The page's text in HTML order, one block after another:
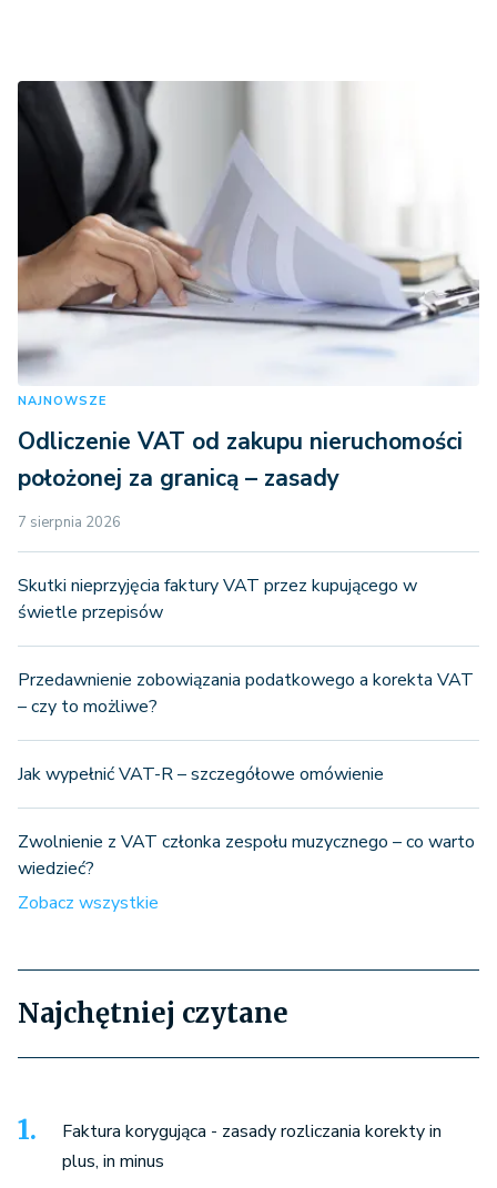
NAJNOWSZE
Odliczenie VAT od zakupu nieruchomości
położonej za granicą – zasady
7 sierpnia 2026
Skutki nieprzyjęcia faktury VAT przez kupującego w
świetle przepisów
Przedawnienie zobowiązania podatkowego a korekta VAT
– czy to możliwe?
Jak wypełnić VAT-R – szczegółowe omówienie
Zwolnienie z VAT członka zespołu muzycznego – co warto
wiedzieć?
Zobacz wszystkie
Najchętniej czytane
Faktura korygująca - zasady rozliczania korekty in
plus, in minus